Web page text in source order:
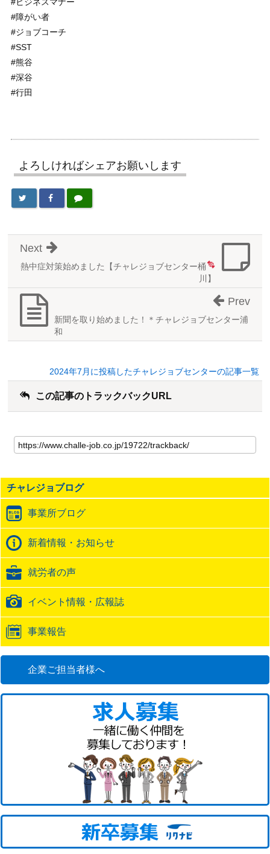
#ビジネスマナー
#障がい者
#ジョブコーチ
#SST
#熊谷
#深谷
#行田
よろしければシェアお願いします
熱中症対策始めました
【チャレジョブセンター桶
川】
Next
新聞を取り始めました！＊チャレジョブセンター浦
和
Prev
2024年7月に投稿したチャレジョブセンターの記事一覧
この記事のトラックバックURL
の
記
の
ト
ッ
ク
バ
ッ
ク
URL
チャレジョブログ
事業所ブログ
新着情報・お知らせ
就労者の声
イベント情報・広報誌
事業報告
企業ご担当者様へ